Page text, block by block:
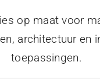
op maat voor
architectuur en
toepassingen.